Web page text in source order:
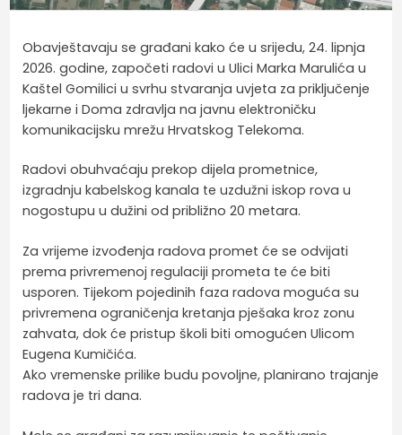
Obavještavaju se građani kako će u srijedu, 24. lipnja
2026. godine, započeti radovi u Ulici Marka Marulića u
Kaštel Gomilici u svrhu stvaranja uvjeta za priključenje
ljekarne i Doma zdravlja na javnu elektroničku
komunikacijsku mrežu Hrvatskog Telekoma.
Radovi obuhvaćaju prekop dijela prometnice,
izgradnju kabelskog kanala te uzdužni iskop rova u
nogostupu u dužini od približno 20 metara.
Za vrijeme izvođenja radova promet će se odvijati
prema privremenoj regulaciji prometa te će biti
usporen. Tijekom pojedinih faza radova moguća su
privremena ograničenja kretanja pješaka kroz zonu
zahvata, dok će pristup školi biti omogućen Ulicom
Eugena Kumičića.
Ako vremenske prilike budu povoljne, planirano trajanje
radova je tri dana.